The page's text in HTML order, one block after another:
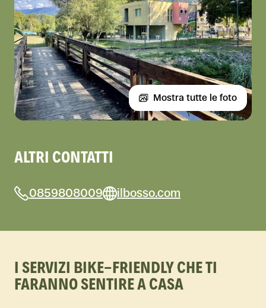
Mostra tutte le foto
ALTRI CONTATTI
0859808009 ilbosso.com
I SERVIZI BIKE-FRIENDLY CHE TI
FARANNO SENTIRE A CASA